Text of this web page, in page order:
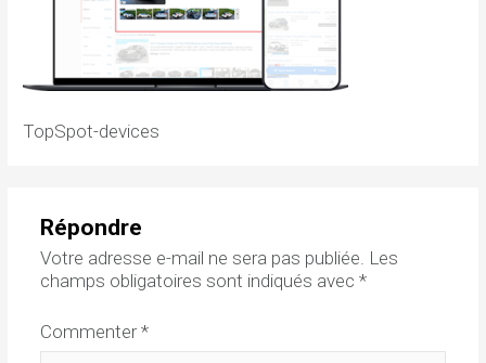
TopSpot-devices
Répondre
Votre adresse e-mail ne sera pas publiée. Les
champs obligatoires sont indiqués avec *
Commenter*